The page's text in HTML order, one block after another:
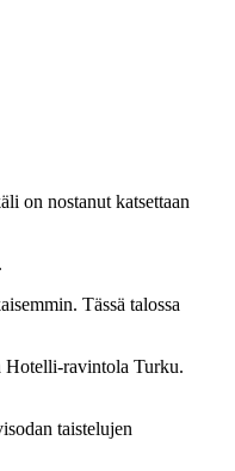
on nostanut katsettaan
Tässä talossa
Hotelli-ravintola Turku.
taistelujen